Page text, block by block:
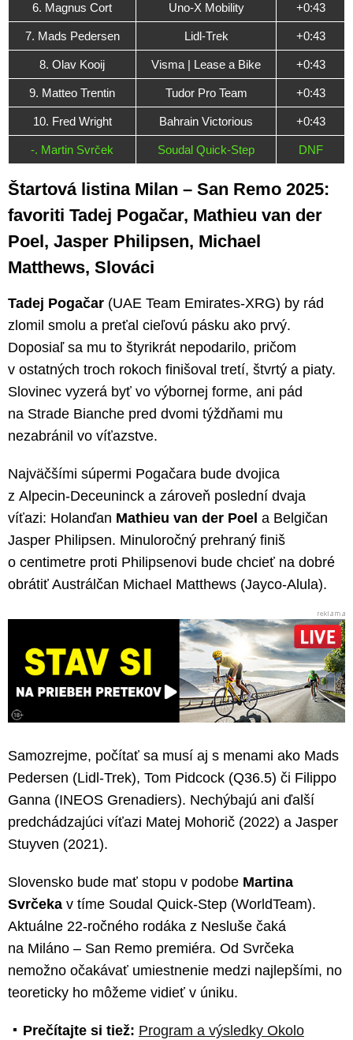
6. Magnus Cort Uno-X Mobility +0:43
7. Mads Pedersen Lidl-Trek +0:43
8. Olav Kooij Visma | Lease a Bike +0:43
9. Matteo Trentin Tudor Pro Team +0:43
10. Fred Wright Bahrain Victorious +0:43
-. Martin Svrček Soudal Quick-Step DNF
Štartová listina Milan – San Remo 2025:
favoriti Tadej Pogačar, Mathieu van der
Poel, Jasper Philipsen, Michael
Matthews, Slováci
Tadej Pogačar (UAE Team Emirates-XRG) by rád
zlomil smolu a preťal cieľovú pásku ako prvý.
Doposiaľ sa mu to štyrikrát nepodarilo, pričom
v ostatných troch rokoch finišoval tretí, štvrtý a piaty.
Slovinec vyzerá byť vo výbornej forme, ani pád
na Strade Bianche pred dvomi týždňami mu
nezabránil vo víťazstve.
Najväčšími súpermi Pogačara bude dvojica
z Alpecin-Deceuninck a zároveň poslední dvaja
víťazi: Holanďan Mathieu van der Poel a Belgičan
Jasper Philipsen. Minuloročný prehraný finiš
o centimetre proti Philipsenovi bude chcieť na dobré
obrátiť Austrálčan Michael Matthews (Jayco-Alula).
Samozrejme, počítať sa musí aj s menami ako Mads
Pedersen (Lidl-Trek), Tom Pidcock (Q36.5) či Filippo
Ganna (INEOS Grenadiers). Nechýbajú ani ďalší
predchádzajúci víťazi Matej Mohorič (2022) a Jasper
Stuyven (2021).
Slovensko bude mať stopu v podobe Martina
Svrčeka v tíme Soudal Quick-Step (WorldTeam).
Aktuálne 22-ročného rodáka z Nesluše čaká
na Miláno – San Remo premiéra. Od Svrčeka
nemožno očakávať umiestnenie medzi najlepšími, no
teoreticky ho môžeme vidieť v úniku.
Prečítajte si tiež: Program a výsledky Okolo